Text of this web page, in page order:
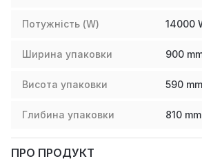
Потужність (W) 14000
Ширина упаковки 900
Висота упаковки 590 mm
Глибина упаковки 810 mm
ПРО ПРОДУКТ